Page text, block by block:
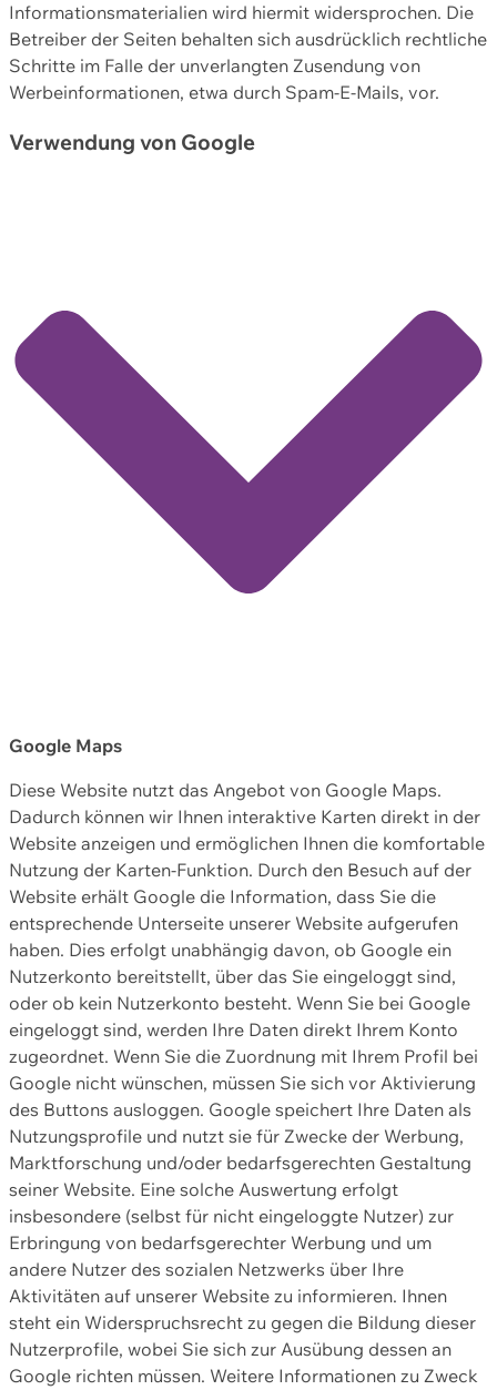
Informationsmaterialien wird hiermit widersprochen. Die
Betreiber der Seiten behalten sich ausdrücklich rechtliche
Schritte im Falle der unverlangten Zusendung von
Werbeinformationen, etwa durch Spam-E-Mails, vor.
Verwendung von Google
Google Maps
Diese Website nutzt das Angebot von Google Maps.
Dadurch können wir Ihnen interaktive Karten direkt in der
Website anzeigen und ermöglichen Ihnen die komfortable
Nutzung der Karten-Funktion. Durch den Besuch auf der
Website erhält Google die Information, dass Sie die
entsprechende Unterseite unserer Website aufgerufen
haben. Dies erfolgt unabhängig davon, ob Google ein
Nutzerkonto bereitstellt, über das Sie eingeloggt sind,
oder ob kein Nutzerkonto besteht. Wenn Sie bei Google
eingeloggt sind, werden Ihre Daten direkt Ihrem Konto
zugeordnet. Wenn Sie die Zuordnung mit Ihrem Profil bei
Google nicht wünschen, müssen Sie sich vor Aktivierung
des Buttons ausloggen. Google speichert Ihre Daten als
Nutzungsprofile und nutzt sie für Zwecke der Werbung,
Marktforschung und/oder bedarfsgerechten Gestaltung
seiner Website. Eine solche Auswertung erfolgt
insbesondere (selbst für nicht eingeloggte Nutzer) zur
Erbringung von bedarfsgerechter Werbung und um
andere Nutzer des sozialen Netzwerks über Ihre
Aktivitäten auf unserer Website zu informieren. Ihnen
steht ein Widerspruchsrecht zu gegen die Bildung dieser
Nutzerprofile, wobei Sie sich zur Ausübung dessen an
Google richten müssen. Weitere Informationen zu Zweck